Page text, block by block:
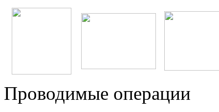
Проводимые операции